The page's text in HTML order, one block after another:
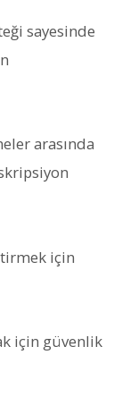
sayesinde
arasında
için
için güvenlik